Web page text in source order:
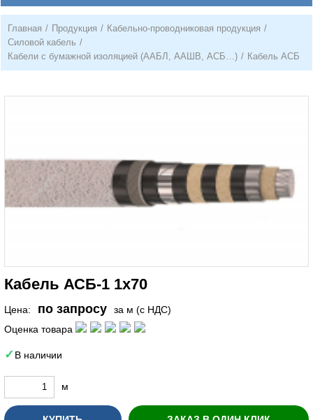
Главная / Продукция / Кабельно-проводниковая продукция /
Силовой кабель /
Кабели с бумажной изоляцией (ААБЛ, ААШВ, АСБ…) / Кабель АСБ
Кабель АСБ-1 1х70
Цена: по запросу
за м (с НДС)
Оценка товара
В наличии
м